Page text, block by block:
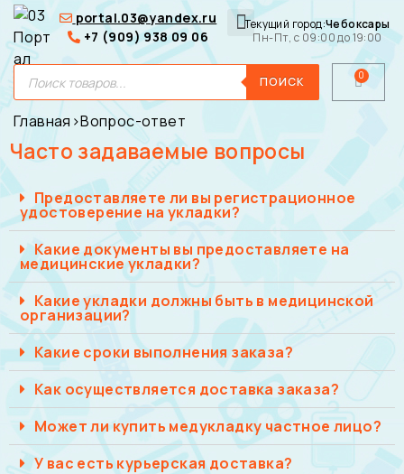
Текущий город:Чебоксары
Пн-Пт, с 09:00 до 19:00
portal.03@yandex.ru
+7 (909) 938 09 06
ПОИСК
Главная ›Вопрос-ответ
Часто задаваемые вопросы
Предоставляете ли вы регистрационное
удостоверение на укладки?
Какие документы вы предоставляете на
медицинские укладки?
Какие укладки должны быть в медицинской
организации?
Какие сроки выполнения заказа?
Как осуществляется доставка заказа?
Может ли купить медукладку частное лицо?
У вас есть курьерская доставка?